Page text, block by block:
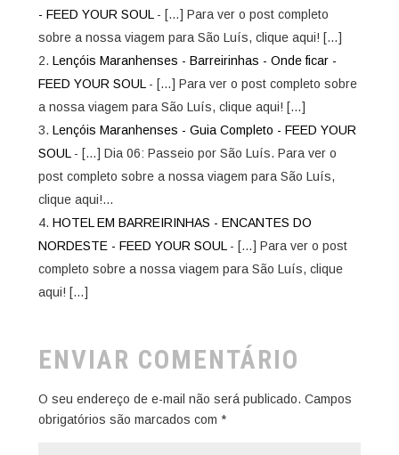
- FEED YOUR SOUL- […] Para ver o post completo
sobre a nossa viagem para São Luís, clique aqui! […]
Lençóis Maranhenses - Barreirinhas - Onde ficar -
FEED YOUR SOUL- […] Para ver o post completo sobre
a nossa viagem para São Luís, clique aqui! […]
Lençóis Maranhenses - Guia Completo - FEED YOUR
SOUL- […] Dia 06: Passeio por São Luís. Para ver o
post completo sobre a nossa viagem para São Luís,
clique aqui!…
HOTEL EM BARREIRINHAS - ENCANTES DO
NORDESTE - FEED YOUR SOUL- […] Para ver o post
completo sobre a nossa viagem para São Luís, clique
aqui! […]
ENVIAR COMENTÁRIO
O seu endereço de e-mail não será publicado. Campos
obrigatórios são marcados com *